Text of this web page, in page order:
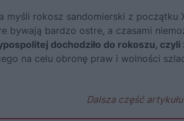
myśli rokosz sandomierski z
bywają bardzo ostre, a czasami
dochodziło do rokoszu,
na celu obronę praw i wolności
Dalsza część